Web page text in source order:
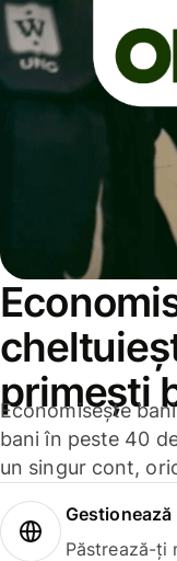
primești
Economisește
bani în peste 40
un singur cont,
Păstrează-ți